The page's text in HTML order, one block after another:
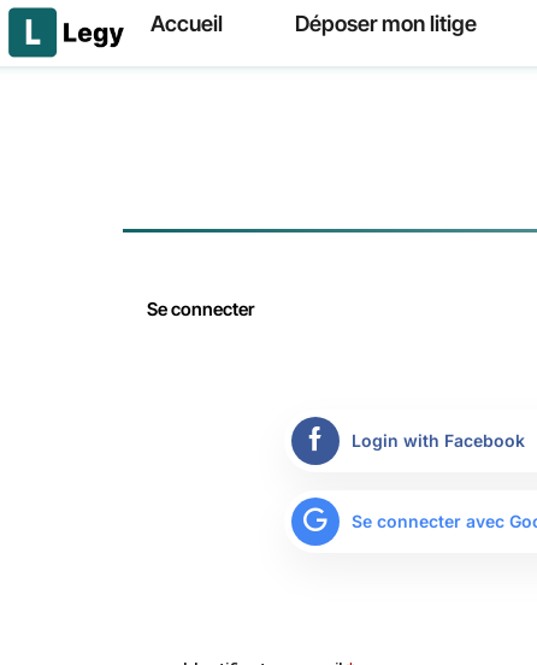
Accueil Déposer mon litige
Se connecter
Login with Facebook
Se connecter avec